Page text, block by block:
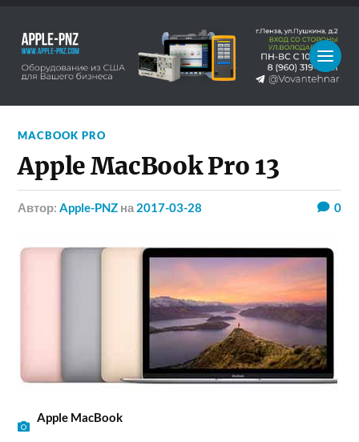
MACBOOK PRO
Apple MacBook Pro 13
Автор:Apple-PNZ на 2017-03-28 0
Apple MacBook